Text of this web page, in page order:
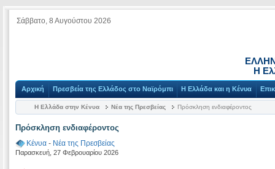
Σάββατο, 8 Αυγούστου 2026
Η
Αρχική Πρεσβεία της Ελλάδος στο Ναϊρόμπι Η Ελλάδα και η Κένυα
Η Ελλάδα στην Κένυα Νέα της Πρεσβείας Πρόσκληση ενδιαφέροντος
Πρόσκληση ενδιαφέροντος
Κένυα - Νέα της Πρεσβείας
Παρασκευή, 27 Φεβρουαρίου 2026